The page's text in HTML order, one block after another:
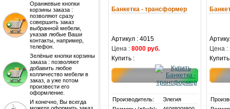
Оранжевые кнопки
корзины заказа :
позволяют сразу
совершить заказ
выбранной мебели,
указав любые Ваши
контакты, например,
телефон.
Зелёные кнопки корзины
заказа : позволяют
добавить любое
колличество мебели в
заказ, а уже потом
произвести его
оформление.
И конечно, Вы всегда
Банкетка - трансформер
Артикул : 4015
Цена : 8000 руб.
Купить :
Производитель:
Элегия
Цена :